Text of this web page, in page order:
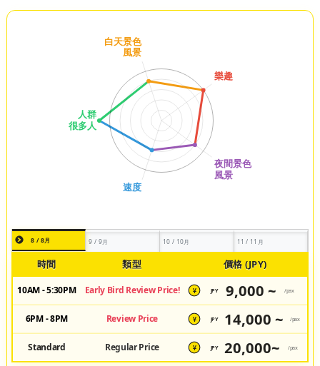
8 / 8月 9 / 9月 10 / 10月 11 / 11月
時間 類型 價格 (JPY)
10AM - 5:30PM Early Bird Review Price! ¥ JPY 9,000 ~ /pax
6PM - 8PM Review Price ¥ JPY 14,000 ~ /pax
Standard Regular Price ¥ JPY 20,000~ /pax